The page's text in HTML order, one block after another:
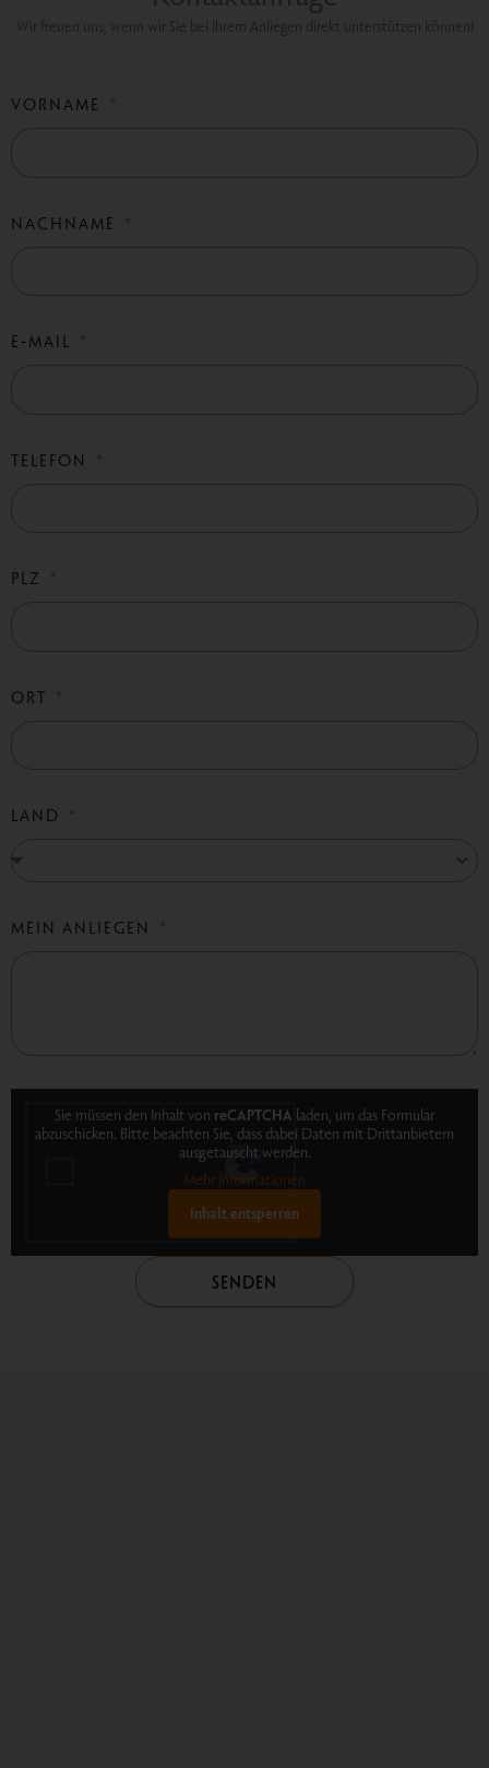
VORNAME
NACHNAME
E-MAIL
TELEFON
PLZ
ORT
LAND
MEIN ANLIEGEN
Sie müssen den Inhalt von reCAPTCHA laden, um das Formular
abzuschicken. Bitte beachten Sie, dass dabei Daten mit Drittanbietern
ausgetauscht werden.
Mehr Informationen
Inhalt entsperren
SENDEN